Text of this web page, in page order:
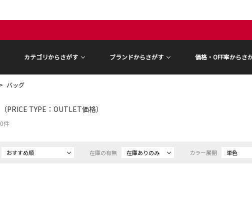
カテゴリからさがす ブランドからさがす 価格・OFF率からさ
バッグ
（PRICE TYPE：OUTLET価格）
0件
おすすめ順 在庫の有無 在庫ありのみ カラー展開 単色